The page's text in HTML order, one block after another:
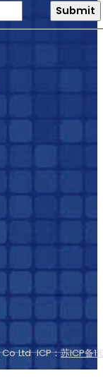
Submit
Ltd ICP：苏ICP备